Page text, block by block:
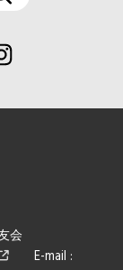
会
E-mail :